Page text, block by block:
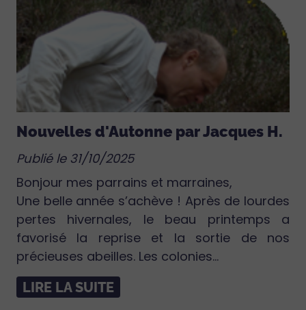
Nouvelles d'Autonne par Jacques H.
Publié le 31/10/2025
Bonjour mes parrains et marraines,
Une belle année s’achève ! Après de lourdes
pertes hivernales, le beau printemps a
favorisé la reprise et la sortie de nos
précieuses abeilles. Les colonies...
LIRE LA SUITE